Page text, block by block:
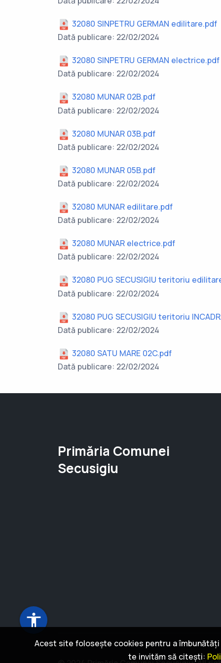
accessibility
32080 SINPETRU GERMAN edilitare.pdf
Dată publicare: 22/02/2024
32080 SINPETRU GERMAN electrice.pdf
Dată publicare: 22/02/2024
32080 MUNAR 02B.pdf
Dată publicare: 22/02/2024
32080 MUNAR 03B.pdf
Dată publicare: 22/02/2024
32080 MUNAR 05B.pdf
Dată publicare: 22/02/2024
32080 MUNAR edilitare.pdf
Dată publicare: 22/02/2024
32080 MUNAR electrice.pdf
Dată publicare: 22/02/2024
32080 PUG SECUSIGIU teritoriu
Dată publicare: 22/02/2024
32080 PUG SECUSIGIU teritoriu
Dată publicare: 22/02/2024
32080 SATU MARE 02C.pdf
Dată publicare: 22/02/2024
Primăria Comunei
Secusigiu
Acest site folosește cookies pentru a
te invităm să citești: